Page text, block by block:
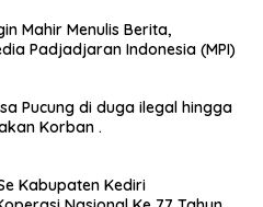
Mahir Menulis Berita,
Padjadjaran Indonesia (MPI)
Pucung di duga ilegal hingga
Korban .
Kabupaten Kediri